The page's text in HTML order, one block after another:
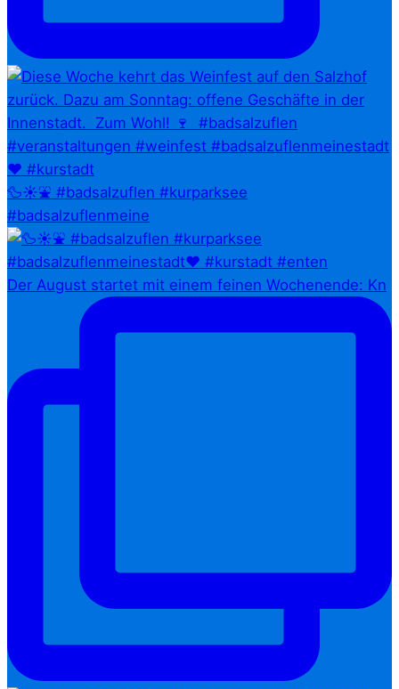
🦆☀️⛲ #badsalzuflen #kurparksee
#badsalzuflenmeine
Der August startet mit einem feinen Wochenende: Kn